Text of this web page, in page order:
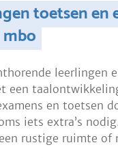
toetsen en
leerlingen
een
en toetsen
iets extra’s nodig.
rustige ruimte of